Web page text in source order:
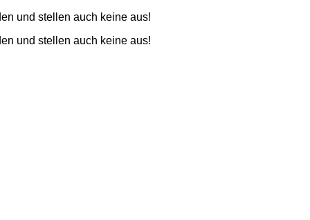
und stellen auch keine aus!
und stellen auch keine aus!